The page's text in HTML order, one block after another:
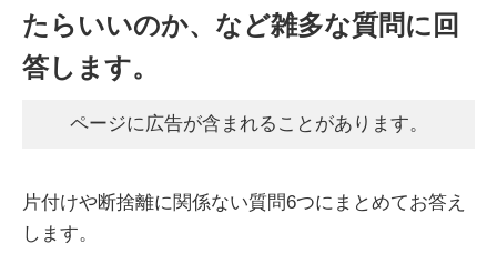
たらいいのか、など雑多な質問に回
答します。
ページに広告が含まれることがあります。
片付けや断捨離に関係ない質問6つにまとめてお答え
します。